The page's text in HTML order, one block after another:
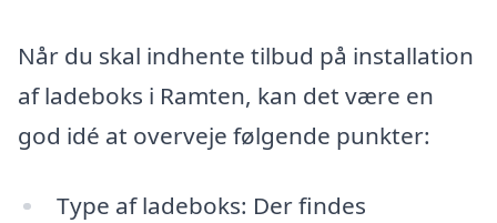
Når du skal indhente tilbud på installation
af ladeboks i Ramten, kan det være en
god idé at overveje følgende punkter:
Type af ladeboks: Der findes